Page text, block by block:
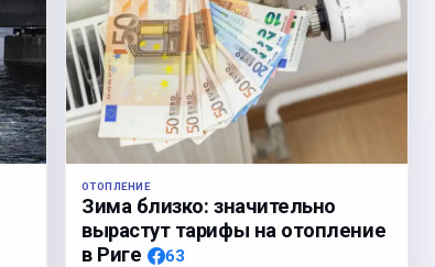
ОТОПЛЕНИЕ
Зима близко: значительно
вырастут тарифы на отопление
в Риге
63